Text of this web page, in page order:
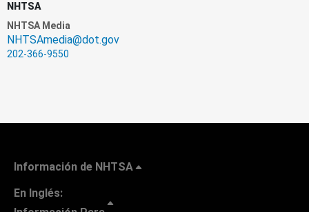
NHTSA
NHTSA Media
NHTSAmedia@dot.gov
202-366-9550
Información de NHTSA
En Inglés: